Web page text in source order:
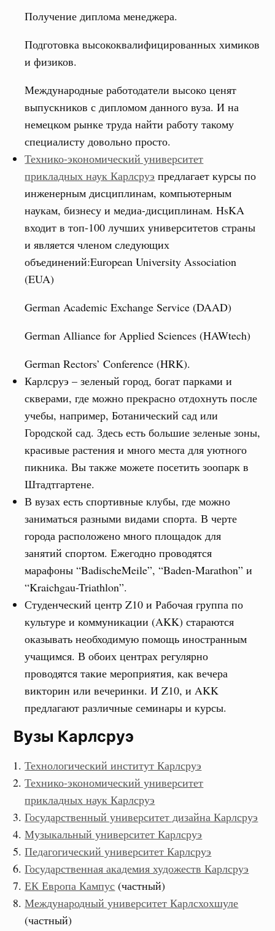
Получение диплома менеджера.
Подготовка высококвалифицированных химиков
и физиков.
Международные работодатели высоко ценят
выпускников с дипломом данного вуза. И на
немецком рынке труда найти работу такому
специалисту довольно просто.
Технико-экономический университет
прикладных наук Карлсруэ предлагает курсы по
инженерным дисциплинам, компьютерным
наукам, бизнесу и медиа-дисциплинам. HsKA
входит в топ-100 лучших университетов страны
и является членом следующих
объединений:European University Association
(EUA)
German Academic Exchange Service (DAAD)
German Alliance for Applied Sciences (HAWtech)
German Rectors’ Conference (HRK).
Карлсруэ – зеленый город, богат парками и
скверами, где можно прекрасно отдохнуть после
учебы, например, Ботанический сад или
Городской сад. Здесь есть большие зеленые зоны,
красивые растения и много места для уютного
пикника. Вы также можете посетить зоопарк в
Штадтгартене.
В вузах есть спортивные клубы, где можно
заниматься разными видами спорта. В черте
города расположено много площадок для
занятий спортом. Ежегодно проводятся
марафоны “BadischeMeile”, “Baden-Marathon” и
“Kraichgau-Triathlon”.
Студенческий центр Z10 и Рабочая группа по
культуре и коммуникации (AKK) стараются
оказывать необходимую помощь иностранным
учащимся. В обоих центрах регулярно
проводятся такие мероприятия, как вечера
викторин или вечеринки. И Z10, и AKK
предлагают различные семинары и курсы.
Вузы Карлсруэ
Технологический институт Карлсруэ
Технико-экономический университет
прикладных наук Карлсруэ
Государственный университет дизайна Карлсруэ
Музыкальный университет Карлсруэ
Педагогический университет Карлсруэ
Государственная академия художеств Карлсруэ
ЕК Европа Кампус (частный)
Международный университет Карлсхохшуле
(частный)